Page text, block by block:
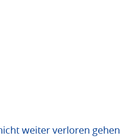
weiter verloren gehen